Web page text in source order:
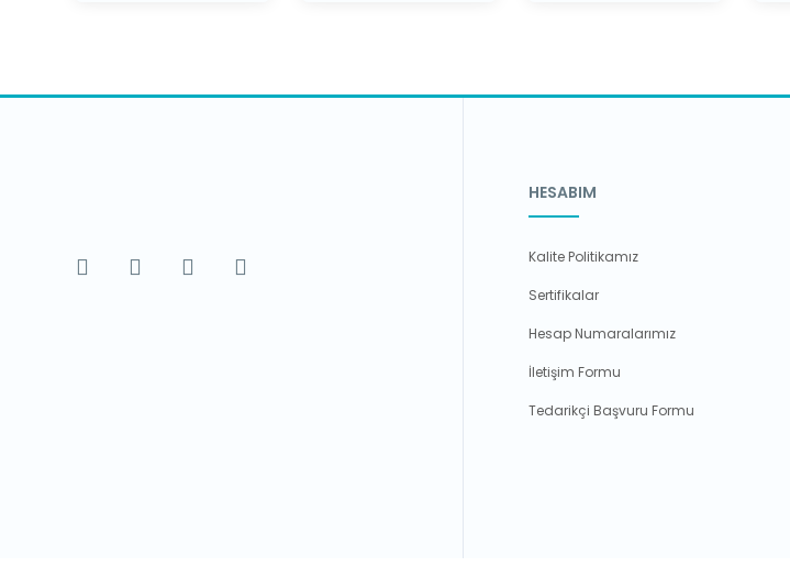
HESABIM
Kalite Politikamız
Sertifikalar
Hesap Numaralarımız
İletişim Formu
Tedarikçi Başvuru Formu